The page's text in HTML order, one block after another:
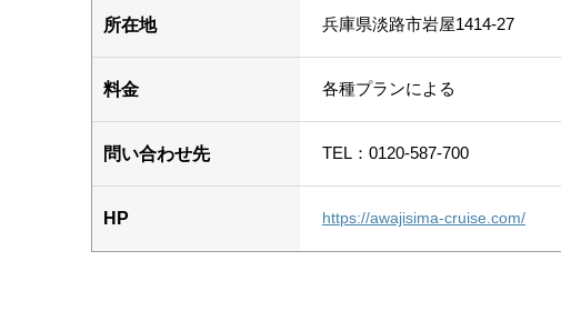
所在地 兵庫県淡路市岩屋1414-27
料金 各種プランによる
問い合わせ先 TEL：0120-587-700
HP https://awajisima-cruise.com/